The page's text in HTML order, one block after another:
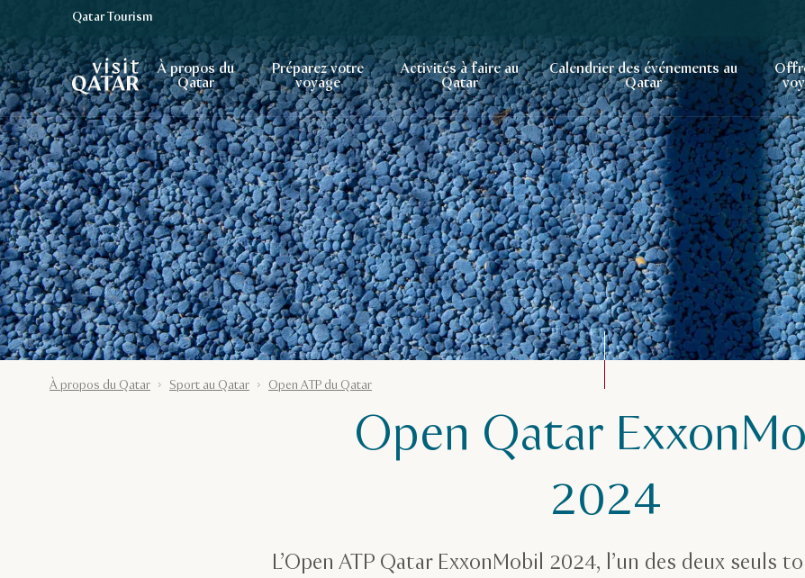
Page d’accueil de Visit Qatar
Qatar Tourism
À propos du
Qatar
Préparez votre
voyage
Activités à faire au
Qatar
Calendrier des événements au
Qatar
À propos du Qatar Sport au Qatar Open ATP du Qatar
Open Qatar
2024
L’Open ATP Qatar ExxonMobil 2024, l’un des deux seuls